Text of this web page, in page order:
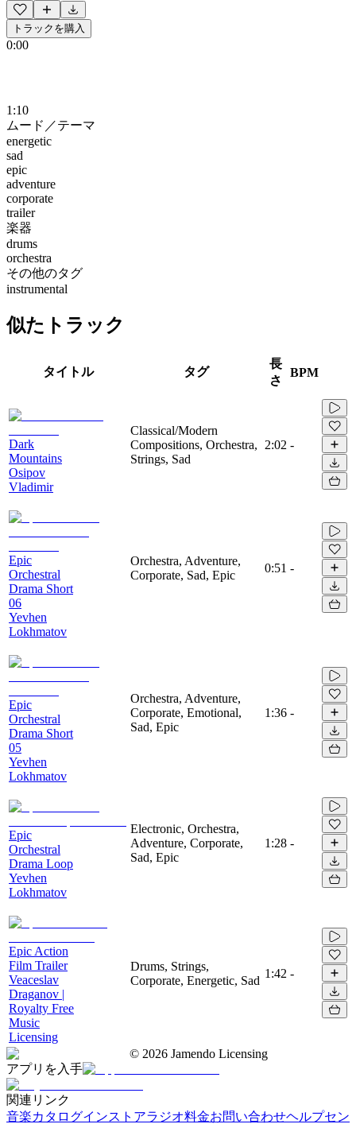
トラックを購入
0:00
1:10
ムード／テーマ
energetic
sad
epic
adventure
corporate
trailer
楽器
drums
orchestra
その他のタグ
instrumental
似たトラック
タイトル タグ
長
さ
BPM
Dark
Mountains
Osipov
Vladimir
Classical/Modern
Compositions, Orchestra,
Strings, Sad
2:02 -
Epic
Orchestral
Drama Short
06
Yevhen
Lokhmatov
Orchestra, Adventure,
Corporate, Sad, Epic
0:51 -
Epic
Orchestral
Drama Short
05
Yevhen
Lokhmatov
Orchestra, Adventure,
Corporate, Emotional,
Sad, Epic
1:36 -
Epic
Orchestral
Drama Loop
Yevhen
Lokhmatov
Electronic, Orchestra,
Adventure, Corporate,
Sad, Epic
1:28 -
Epic Action
Film Trailer
Veaceslav
Draganov |
Royalty Free
Music
Licensing
Drums, Strings,
Corporate, Energetic, Sad
1:42 -
© 2026 Jamendo Licensing
アプリを入手
関連リンク
音楽カタログインストアラジオ料金お問い合わせヘルプセン